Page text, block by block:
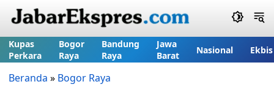
Kupas
Perkara
Bogor
Raya
Bandung
Raya
Jawa
Barat
Nasional Ekbis
Beranda » Bogor Raya